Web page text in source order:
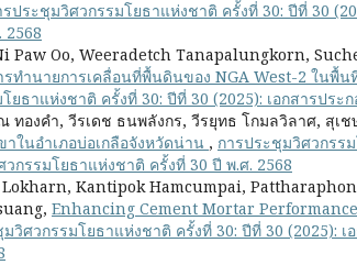
รประชุมวิศวกรรมโยธาแห่งชาติ ครั้งที่ 30: ปีที่ 30
2568
Paw Oo, Weeradetch Tanapalungkorn,
รทำนายการเคลื่อนที่พื้นดินของ NGA West-2 ในพื้
ยธาแห่งชาติ ครั้งที่ 30: ปีที่ 30 (2025): เอกสารปร
ทองคำ, วีรเดช ธนพลังกร, วีรยุทธ โกมลวิลาศ, สุเช
ในอำเภอบ่อเกลือจังหวัดน่าน , การประชุมวิศวกรร
กรรมโยธาแห่งชาติ ครั้งที่ 30 ปี พ.ศ. 2568
Kantipok Hamcumpai,
Enhancing Cement Mortar
วิศวกรรมโยธาแห่งชาติ ครั้งที่ 30: ปีที่ 30 (2025):